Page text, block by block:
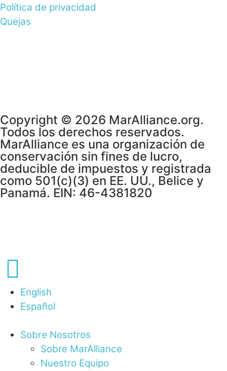
Política de privacidad
Quejas
Copyright © 2026 MarAlliance.org.
Todos los derechos reservados.
MarAlliance es una organización de
conservación sin fines de lucro,
deducible de impuestos y registrada
como 501(c)(3) en EE. UU., Belice y
Panamá. EIN: 46-4381820
English
Español
Sobre Nosotros
Sobre MarAlliance
Nuestro Equipo